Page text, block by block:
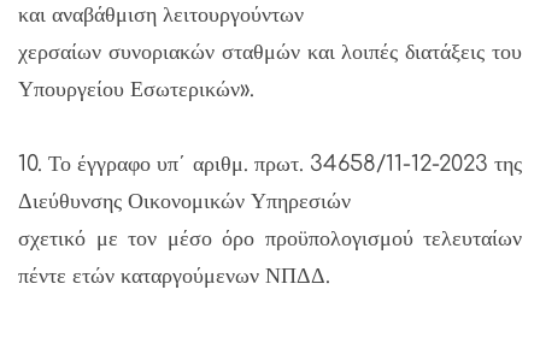
και αναβάθμιση λειτουργούντων
χερσαίων συνοριακών σταθμών και λοιπές διατάξεις του
Υπουργείου Εσωτερικών».
10. Το έγγραφο υπ΄ αριθμ. πρωτ. 34658/11-12-2023 της
Διεύθυνσης Οικονομικών Υπηρεσιών
σχετικό με τον μέσο όρο προϋπολογισμού τελευταίων
πέντε ετών καταργούμενων ΝΠΔΔ.